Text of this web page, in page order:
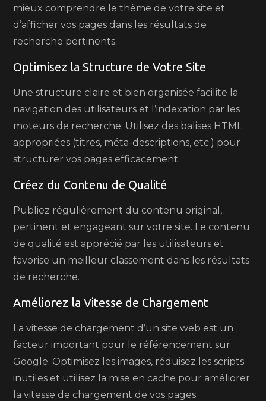
mieux comprendre le thème de votre site et
d’afficher vos pages dans les résultats de
recherche pertinents.
Optimisez la Structure de Votre Site
Une structure claire et bien organisée facilite la
navigation des utilisateurs et l’indexation par les
moteurs de recherche. Utilisez des balises HTML
appropriées (titres, méta-descriptions, etc.) pour
structurer vos pages efficacement.
Créez du Contenu de Qualité
Publiez régulièrement du contenu original,
pertinent et engageant sur votre site. Le contenu
de qualité est apprécié par les utilisateurs et
favorise un meilleur classement dans les résultats
de recherche.
Améliorez la Vitesse de Chargement
La vitesse de chargement d’un site web est un
facteur important pour le référencement sur
Google. Optimisez les images, réduisez les scripts
inutiles et utilisez la mise en cache pour améliorer
la vitesse de chargement de vos pages.